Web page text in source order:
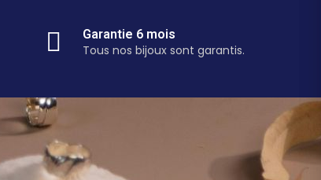
Garantie 6 mois
Tous nos bijoux sont garantis.